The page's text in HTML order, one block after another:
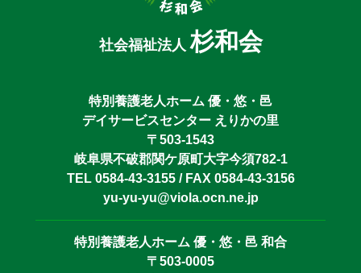
社会福祉法人杉和会
特別養護老人ホーム 優・悠・邑
デイサービスセンター えりかの里
〒503-1543
岐阜県不破郡関ケ原町大字今須782-1
TEL 0584-43-3155 / FAX 0584-43-3156
yu-yu-yu@viola.ocn.ne.jp
特別養護老人ホーム 優・悠・邑 和合
〒503-0005